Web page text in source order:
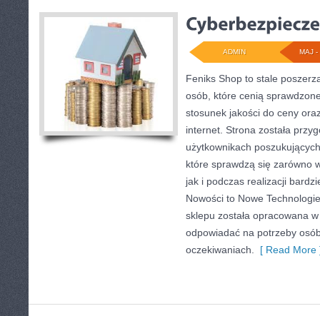
MAJ -
ADMIN
Feniks Shop to stale
osób, które cenią
stosunek jakości do ceny
internet. Strona została
użytkownikach
które sprawdzą się zarówno
jak i podczas realizacji
Nowości to Nowe
sklepu została opracowana
odpowiadać na potrzeby
oczekiwaniach.
[ Read More